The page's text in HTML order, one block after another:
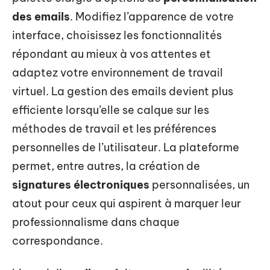
des emails. Modifiez l’apparence de votre
interface, choisissez les fonctionnalités
répondant au mieux à vos attentes et
adaptez votre environnement de travail
virtuel. La gestion des emails devient plus
efficiente lorsqu’elle se calque sur les
méthodes de travail et les préférences
personnelles de l’utilisateur. La plateforme
permet, entre autres, la création de
signatures électroniques personnalisées, un
atout pour ceux qui aspirent à marquer leur
professionnalisme dans chaque
correspondance.